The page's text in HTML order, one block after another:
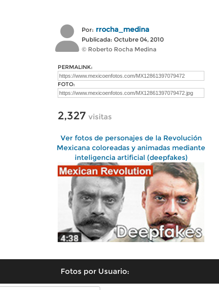
Por: rrocha_medina
Publicada: Octubre 04, 2010
© Roberto Rocha Medina
PERMALINK:
FOTO:
2,327 visitas
Ver fotos de personajes de la Revolución
Mexicana coloreadas y animadas mediante
inteligencia artificial (deepfakes)
Fotos por Usuario: